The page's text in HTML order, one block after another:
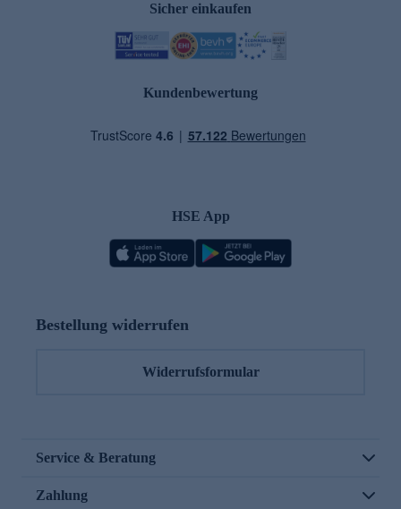
Sicher einkaufen
Kundenbewertung
HSE App
Bestellung widerrufen
Widerrufsformular
Service & Beratung
Zahlung